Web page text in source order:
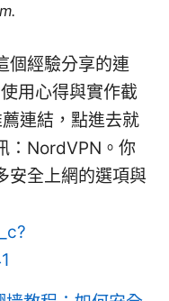
個經驗分享的連
用心得與實作截
連結，點進去就
：NordVPN。你
安全上網的選項與